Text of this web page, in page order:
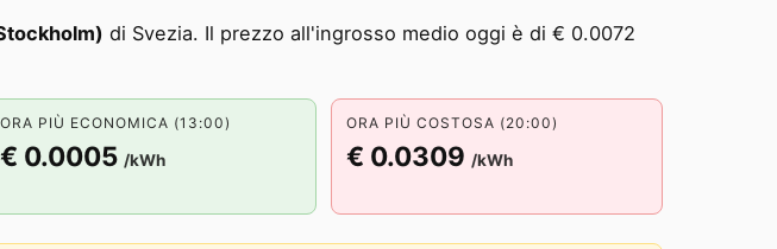
di Svezia. Il prezzo all'ingrosso medio oggi è di € 0.0072
ORA PIÙ ECONOMICA (13:00)
€ 0.0005 /kWh
ORA PIÙ COSTOSA (20:00)
€ 0.0309 /kWh